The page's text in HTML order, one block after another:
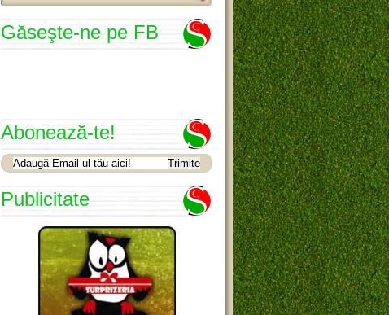
Găseşte-ne pe FB
Abonează-te!
Publicitate